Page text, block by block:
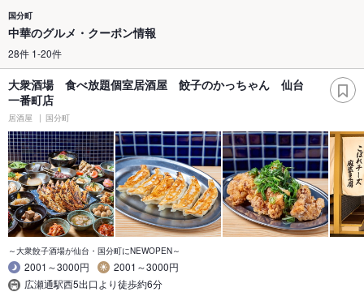
国分町
中華のグルメ・クーポン情報
28件 1-20件
大衆酒場 食べ放題個室居酒屋 餃子のかっちゃん 仙台
一番町店
居酒屋 国分町
～大衆餃子酒場が仙台・国分町にNEWOPEN～
2001～3000円
2001～3000円
広瀬通駅西5出口より徒歩約6分